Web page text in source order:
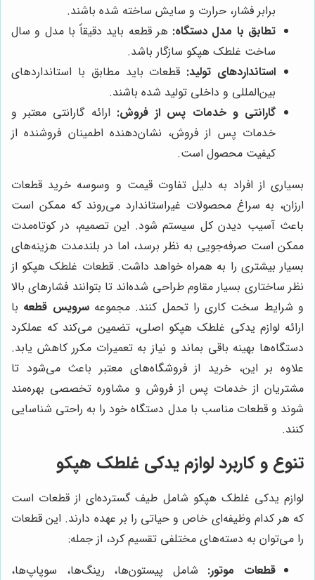
برابر فشار، حرارت و سایش ساخته شده باشند.
تطابق با مدل دستگاه: هر قطعه باید دقیقاً با مدل و سال
ساخت غلطک هپکو سازگار باشد.
استانداردهای تولید: قطعات باید مطابق با استانداردهای
بین‌المللی و داخلی تولید شده باشند.
گارانتی و خدمات پس از فروش: ارائه گارانتی معتبر و
خدمات پس از فروش، نشان‌دهنده اطمینان فروشنده از
کیفیت محصول است.
بسیاری از افراد به دلیل تفاوت قیمت و وسوسه خرید قطعات
ارزان، به سراغ محصولات غیراستاندارد می‌روند که ممکن است
باعث آسیب دیدن کل سیستم شود. این تصمیم، در کوتاه‌مدت
ممکن است صرفه‌جویی به نظر برسد، اما در بلندمدت هزینه‌های
بسیار بیشتری را به همراه خواهد داشت. قطعات غلطک هپکو از
نظر ساختاری بسیار مقاوم طراحی شده‌اند تا بتوانند فشارهای بالا
و شرایط سخت کاری را تحمل کنند. مجموعهسرویس قطعه با
ارائه لوازم یدکی غلطک هپکو اصلی، تضمین می‌کند که عملکرد
دستگاه‌ها بهینه باقی بماند و نیاز به تعمیرات مکرر کاهش یابد.
علاوه بر این، خرید از فروشگاه‌های معتبر باعث می‌شود تا
مشتریان از خدمات پس از فروش و مشاوره تخصصی بهره‌مند
شوند و قطعات مناسب با مدل دستگاه خود را به راحتی شناسایی
کنند.
تنوع و کاربرد لوازم یدکی غلطک هپکو
لوازم یدکی غلطک هپکو شامل طیف گسترده‌ای از قطعات است
که هر کدام وظیفه‌ای خاص و حیاتی را بر عهده دارند. این قطعات
را می‌توان به دسته‌های مختلفی تقسیم کرد، از جمله:
قطعات موتور: شامل پیستون‌ها، رینگ‌ها، سوپاپ‌ها،